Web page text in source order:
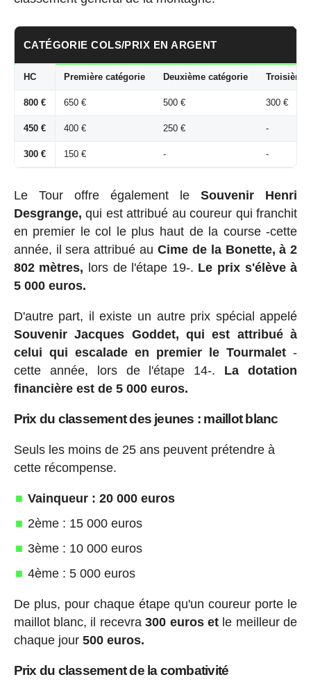
CATÉGORIE COLS/PRIX EN ARGENT
HC Première catégorie Deuxième catégorie Troisième
800 € 650 € 500 € 300 €
450 € 400 € 250 € -
300 € 150 € - -
Le Tour offre également leSouvenir Henri
Desgrange, qui est attribué au coureur qui franchit
en premier le col le plus haut de la course -cette
année, il sera attribué au Cime de la Bonette, à 2
802 mètres, lors de l'étape 19-. Le prix s'élève à
5 000 euros.
D'autre part, il existe un autre prix spécial appelé
Souvenir Jacques Goddet, qui est attribué à
celui qui escalade en premier le Tourmalet -
cette année, lors de l'étape 14-. La dotation
financière est de 5 000 euros.
Prix du classement des jeunes : maillot blanc
Seuls les moins de 25 ans peuvent prétendre à
cette récompense.
Vainqueur : 20 000 euros
2ème : 15 000 euros
3ème : 10 000 euros
4ème : 5 000 euros
De plus, pour chaque étape qu'un coureur porte le
maillot blanc, il recevra300 euros et le meilleur de
chaque jour500 euros.
Prix du classement de la combativité